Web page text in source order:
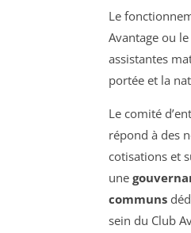
Le
Avantage ou
assistantes
portée et la
Le comité
répond à des
cotisations et
une
communs
sein du Club